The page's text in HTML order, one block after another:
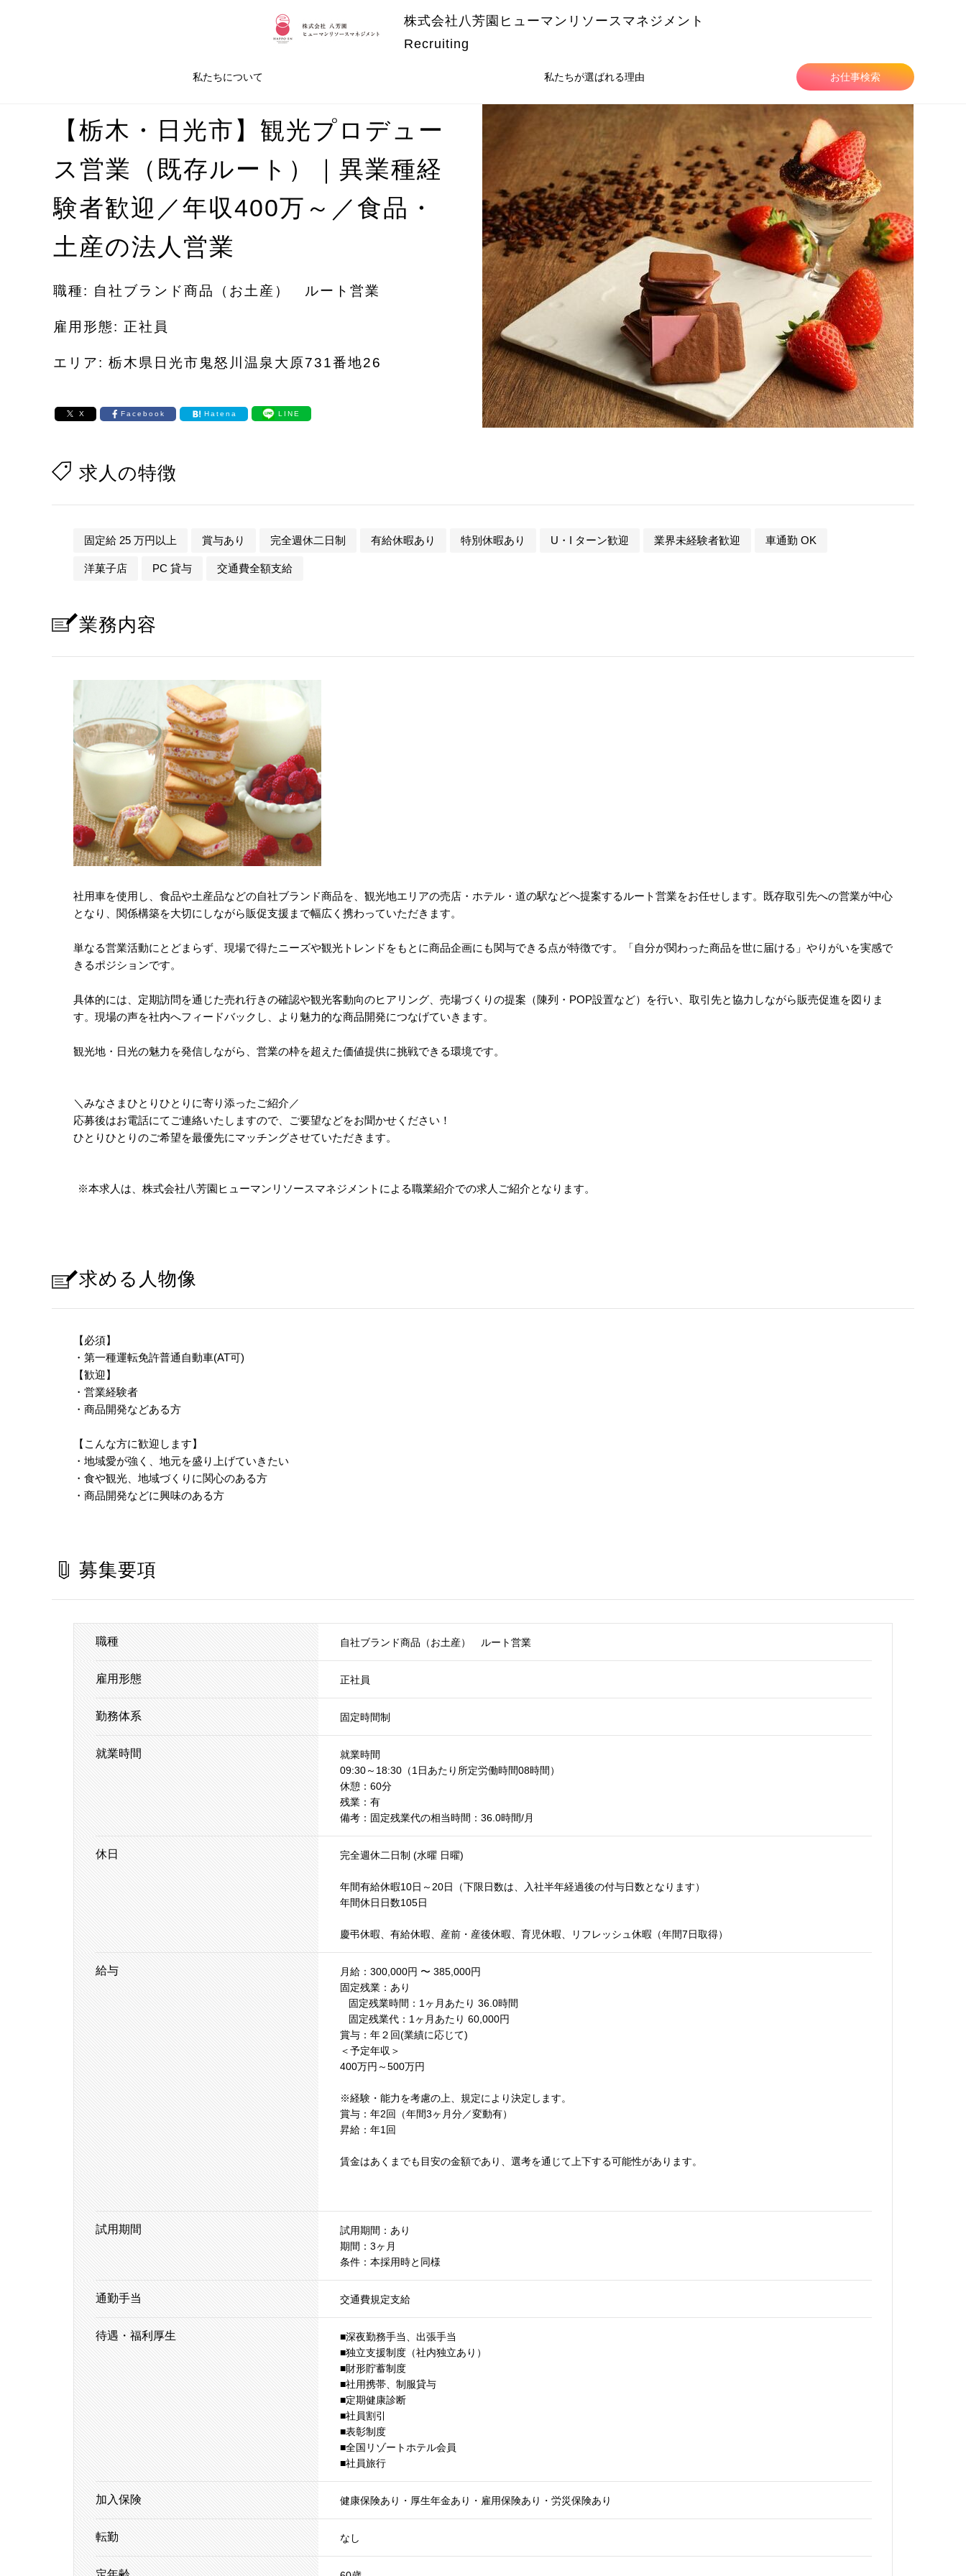
株式会社八芳園ヒューマンリソースマネジメント
Recruiting
私たちについて 私たちが選ばれる理由 お仕事検索
【栃木・日光市】観光プロデュー
ス営業（既存ルート）｜異業種経
験者歓迎／年収400万～／食品・
土産の法人営業
職種: 自社ブランド商品（お土産） ルート営業
雇用形態: 正社員
エリア: 栃木県日光市鬼怒川温泉大原731番地26
X Facebook Hatena LINE
求人の特徴
固定給 25 万円以上 賞与あり 完全週休二日制 有給休暇あり 特別休暇あり U・I ターン歓迎 業界未経験者歓迎 車通勤 OK
洋菓子店 PC 貸与 交通費全額支給
業務内容
社用車を使用し、食品や土産品などの自社ブランド商品を、観光地エリアの売店・ホテル・道の駅などへ提案するルート営業をお任せします。既存取引先への営業が中心
となり、関係構築を大切にしながら販促支援まで幅広く携わっていただきます。
単なる営業活動にとどまらず、現場で得たニーズや観光トレンドをもとに商品企画にも関与できる点が特徴です。「自分が関わった商品を世に届ける」やりがいを実感で
きるポジションです。
具体的には、定期訪問を通じた売れ行きの確認や観光客動向のヒアリング、売場づくりの提案（陳列・POP設置など）を行い、取引先と協力しながら販売促進を図りま
す。現場の声を社内へフィードバックし、より魅力的な商品開発につなげていきます。
観光地・日光の魅力を発信しながら、営業の枠を超えた価値提供に挑戦できる環境です。
＼みなさまひとりひとりに寄り添ったご紹介／
応募後はお電話にてご連絡いたしますので、ご要望などをお聞かせください！
ひとりひとりのご希望を最優先にマッチングさせていただきます。
※本求人は、株式会社八芳園ヒューマンリソースマネジメントによる職業紹介での求人ご紹介となります。
求める人物像
【必須】
・第一種運転免許普通自動車(AT可)
【歓迎】
・営業経験者
・商品開発などある方
【こんな方に歓迎します】
・地域愛が強く、地元を盛り上げていきたい
・食や観光、地域づくりに関心のある方
・商品開発などに興味のある方
募集要項
職種 自社ブランド商品（お土産） ルート営業
雇用形態 正社員
勤務体系 固定時間制
就業時間
就業時間
09:30～18:30（1日あたり所定労働時間08時間）
休憩：60分
残業：有
備考：固定残業代の相当時間：36.0時間/月
休日 完全週休二日制 (水曜 日曜)
年間有給休暇10日～20日（下限日数は、入社半年経過後の付与日数となります）
年間休日日数105日
慶弔休暇、有給休暇、産前・産後休暇、育児休暇、リフレッシュ休暇（年間7日取得）
給与
月給：300,000円 〜 385,000円
固定残業：あり
固定残業時間：1ヶ月あたり 36.0時間
固定残業代：1ヶ月あたり 60,000円
賞与：年２回(業績に応じて)
＜予定年収＞
400万円～500万円
※経験・能力を考慮の上、規定により決定します。
賞与：年2回（年間3ヶ月分／変動有）
昇給：年1回
賃金はあくまでも目安の金額であり、選考を通じて上下する可能性があります。
試用期間
試用期間：あり
期間：3ヶ月
条件：本採用時と同様
通勤手当 交通費規定支給
待遇・福利厚生
■深夜勤務手当、出張手当
■独立支援制度（社内独立あり）
■財形貯蓄制度
■社用携帯、制服貸与
■定期健康診断
■社員割引
■表彰制度
■全国リゾートホテル会員
■社員旅行
加入保険 健康保険あり・厚生年金あり・雇用保険あり・労災保険あり
転勤 なし